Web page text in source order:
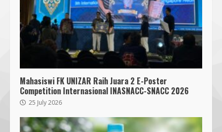
Mahasiswi FK UNIZAR Raih Juara 2 E-Poster
Competition Internasional INASNACC-SNACC 2026
25 July 2026
4
Segini Harga Resmi iPhone 15 di
Indonesia
14 October 2023
5
KKN 40 UMMAT Bersama BPBD
Lombok Barat Bangun Generasi
4 August 2026